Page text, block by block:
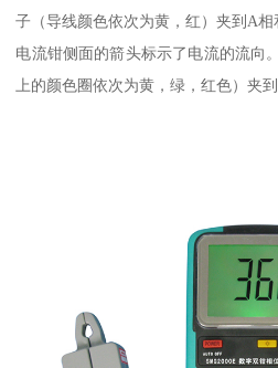
子（导线颜色依次为黄，红）夹到A相
电流钳侧面的箭头标示了电流的流向
上的颜色圈依次为黄，绿，红色）夹